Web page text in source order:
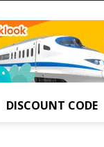
DISCOUNT CODE